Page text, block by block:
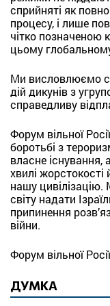
сприйняті як
процесу, і лише
чітко позначеною
цьому
Ми висловлюємо
дій дикунів з
справедливу
Форум вільної
боротьбі з
власне існування,
хвилі
нашу цивілізацію.
світу надати
припинення
війни.
Форум вільної Росії
ДУМКА